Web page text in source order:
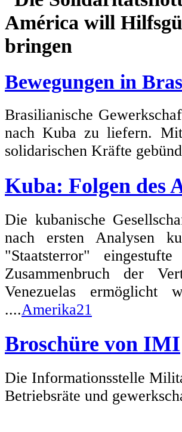
Bewegungen in
Brasilianische
nach Kuba zu liefern.
solidarischen Kräfte
Kuba: Folgen des
Die kubanische
nach ersten Analysen
"Staatsterror"
Zusammenbruch der
Venezuelas ermöglicht
....Amerika21
Broschüre von IMI
Die Informationsstelle
Betriebsräte und